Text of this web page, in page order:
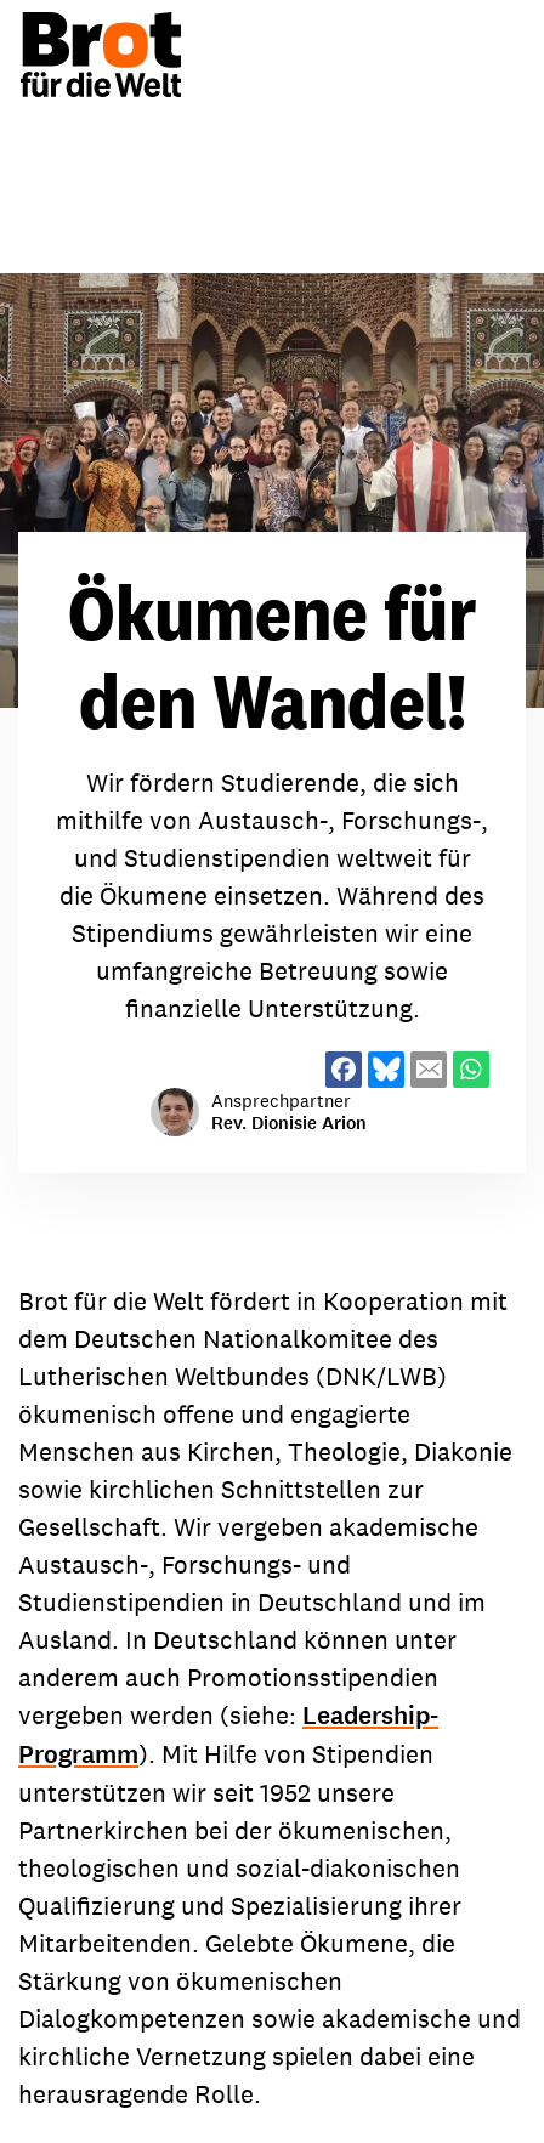
Ökumene für
den Wandel!
Wir fördern Studierende, die sich
mithilfe von Austausch-, Forschungs-,
und Studienstipendien weltweit für
die Ökumene einsetzen. Während des
Stipendiums gewährleisten wir eine
umfangreiche Betreuung sowie
finanzielle Unterstützung.
Ansprechpartner
Rev. Dionisie Arion
Brot für die Welt fördert in Kooperation mit
dem Deutschen Nationalkomitee des
Lutherischen Weltbundes (DNK/LWB)
ökumenisch offene und engagierte
Menschen aus Kirchen, Theologie, Diakonie
sowie kirchlichen Schnittstellen zur
Gesellschaft. Wir vergeben akademische
Austausch-, Forschungs- und
Studienstipendien in Deutschland und im
Ausland. In Deutschland können unter
anderem auch Promotionsstipendien
vergeben werden (siehe: Leadership-
Programm). Mit Hilfe von Stipendien
unterstützen wir seit 1952 unsere
Partnerkirchen bei der ökumenischen,
theologischen und sozial-diakonischen
Qualifizierung und Spezialisierung ihrer
Mitarbeitenden. Gelebte Ökumene, die
Stärkung von ökumenischen
Dialogkompetenzen sowie akademische und
kirchliche Vernetzung spielen dabei eine
herausragende Rolle.